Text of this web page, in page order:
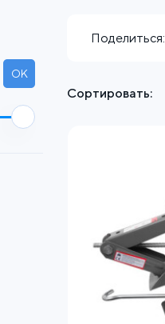
OK
Поделиться:
Сортировать: